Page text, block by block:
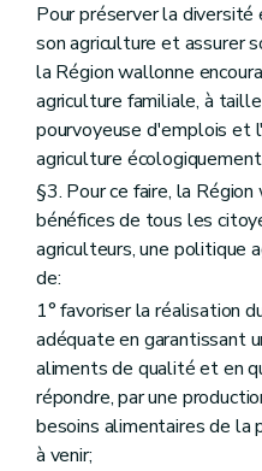
Art. D53
Art. D54
Art. D55
Art. D56
Art. D57
Art. D58
Section 5
Les traitements de
Art. D59
Art. D60
Section 6 Les
Art. D61
Art. D62
Titre III Dispositions relatives à la
Chapitre I
Conseil supérieur
Art. D64
Art. D65
Art. D66
Art. D67
Chapitre II
Pour préserver la
son agriculture et assurer
la Région wallonne
agriculture familiale, à
pourvoyeuse d'emplois et
agriculture
§3. Pour ce faire, la
bénéfices de tous les
agriculteurs, une politique
de:
1° favoriser la réalisation
adéquate en garantissant
aliments de qualité et en
répondre, par une
besoins alimentaires de
à venir;